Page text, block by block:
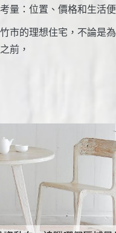
量：位置、價格和生活
市的理想住宅，不論是
前，